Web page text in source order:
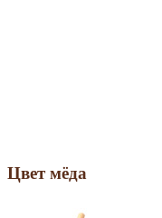
Цвет мёда